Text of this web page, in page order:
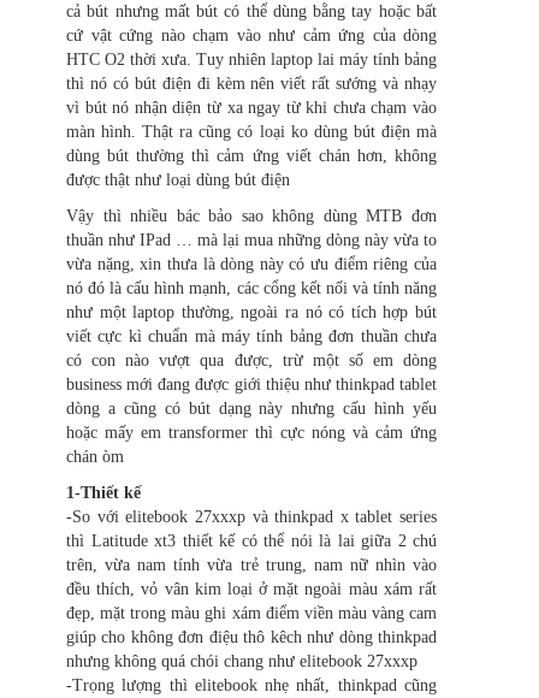
cả bút nhưng mất bút có thể dùng bằng tay hoặc bất
cứ vật cứng nào chạm vào như cảm ứng của dòng
HTC O2 thời xưa. Tuy nhiên laptop lai máy tính bảng
thì nó có bút điện đi kèm nên viết rất sướng và nhạy
vì bút nó nhận diện từ xa ngay từ khi chưa chạm vào
màn hình. Thật ra cũng có loại ko dùng bút điện mà
dùng bút thường thì cảm ứng viết chán hơn, không
được thật như loại dùng bút điện
Vậy thì nhiều bác bảo sao không dùng MTB đơn
thuần như IPad … mà lại mua những dòng này vừa to
vừa nặng, xin thưa là dòng này có ưu điểm riêng của
nó đó là cấu hình mạnh, các cổng kết nối và tính năng
như một laptop thường, ngoài ra nó có tích hợp bút
viết cực kì chuẩn mà máy tính bảng đơn thuần chưa
có con nào vượt qua được, trừ một số em dòng
business mới đang được giới thiệu như thinkpad tablet
dòng a cũng có bút dạng này nhưng cấu hình yếu
hoặc mấy em transformer thì cực nóng và cảm ứng
chán òm
1-Thiết kế
-So với elitebook 27xxxp và thinkpad x tablet series
thì Latitude xt3 thiết kế có thể nói là lai giữa 2 chú
trên, vừa nam tính vừa trẻ trung, nam nữ nhìn vào
đều thích, vỏ vân kim loại ở mặt ngoài màu xám rất
đẹp, mặt trong màu ghi xám điểm viền màu vàng cam
giúp cho không đơn điệu thô kêch như dòng thinkpad
nhưng không quá chói chang như elitebook 27xxxp
-Trọng lượng thì elitebook nhẹ nhất, thinkpad cũng